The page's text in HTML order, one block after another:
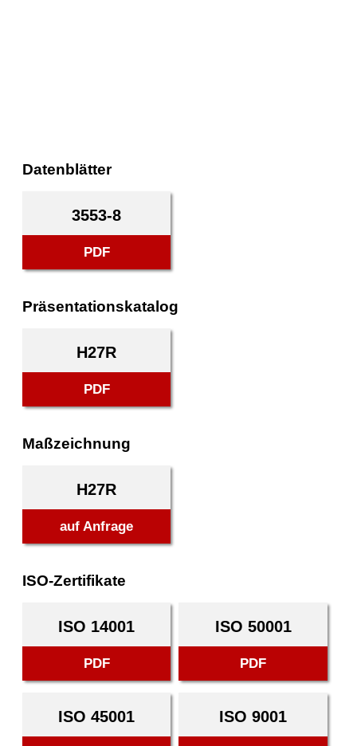
Datenblätter
3553-8
PDF
Präsentationskatalog
H27R
PDF
Maßzeichnung
H27R
auf Anfrage
ISO-Zertifikate
ISO 14001
PDF
ISO 50001
PDF
ISO 45001 ISO 9001